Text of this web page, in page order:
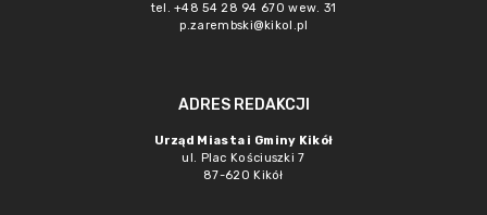
tel. +48 54 28 94 670 wew. 31
p.zarembski@kikol.pl
ADRES REDAKCJI
Urząd Miasta i Gminy Kikół
ul. Plac Kościuszki 7
87-620 Kikół